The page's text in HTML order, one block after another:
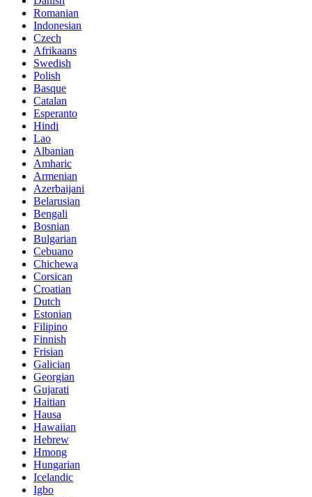
Romanian
Indonesian
Czech
Afrikaans
Swedish
Polish
Basque
Catalan
Esperanto
Hindi
Lao
Albanian
Amharic
Armenian
Azerbaijani
Belarusian
Bengali
Bosnian
Bulgarian
Cebuano
Chichewa
Corsican
Croatian
Dutch
Estonian
Filipino
Finnish
Frisian
Galician
Georgian
Gujarati
Haitian
Hausa
Hawaiian
Hebrew
Hmong
Hungarian
Icelandic
Igbo